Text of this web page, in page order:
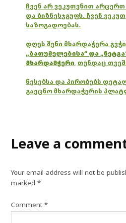
ჩვენ არ ვეკუთვნით
და ბიზნესჯგუფს. ჩვენ
საზოგადოებას.
დღეს შენი მხარდაჭერა
„ბათუმელებისა“ და
მხარდამჭერი, თუნდაც
წესებსა და პირობებს
გაეცნო მხარდაჭერის
Leave a
Your email address will not be
marked*
Comment*